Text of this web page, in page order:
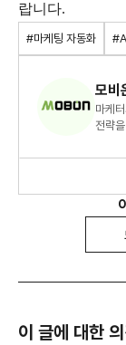
랍니다.
#마케팅 자동화
모비
마케
전략
이 글에 대한